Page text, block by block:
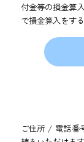
付金等の損金算
で損金算入をす
ご住所 / 電話番